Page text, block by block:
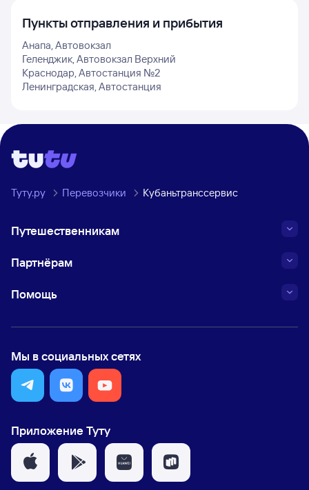
Пункты отправления и прибытия
Анапа, Автовокзал
Геленджик, Автовокзал Верхний
Краснодар, Автостанция №2
Ленинградская, Автостанция
Туту.ру Перевозчики Кубаньтранссервис
Путешественникам
Партнёрам
Помощь
Мы в социальных сетях
Приложение Туту